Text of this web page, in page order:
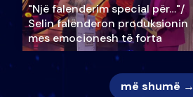
"Një falenderim special për…"/
Selin falënderon produksionin
mes emocionesh të forta
më shumë →